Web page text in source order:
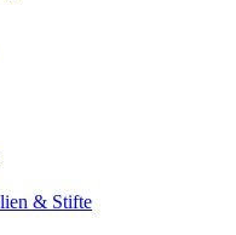
& Stifte